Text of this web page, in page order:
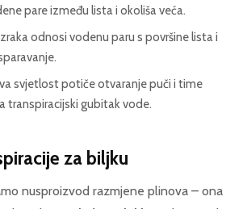
pare između lista i okoliša veća.
odnosi vodenu paru s površine lista i
svjetlost potiče otvaranje puči i time
transpiracijski gubitak vode.
za biljku
nusproizvod razmjene plinova – ona